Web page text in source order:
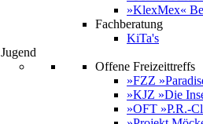
»KlexMex«
Fachberatung
KiTa's
Jugend
Offene Freizeittreffs
»FZZ
»KJZ »Die
»OFT »P.R.-